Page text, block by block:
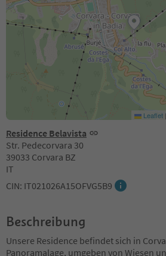
Residence Belavista
Str. Pedecorvara 30
39033 Corvara BZ
IT
CIN: IT021026A15OFVG5B9
Leaflet |
Beschreibung
Unsere Residence befindet sich in
Panoramalage, umgeben von Wiesen